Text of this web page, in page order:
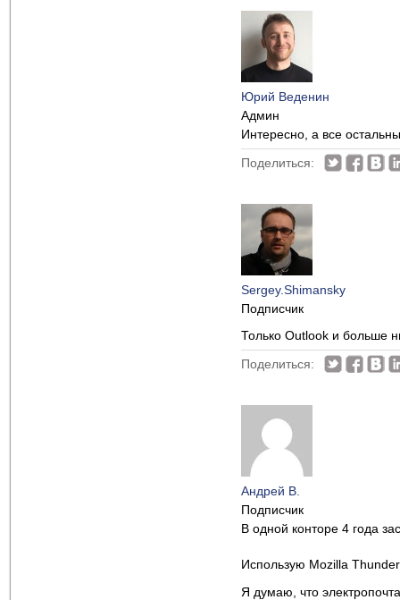
Юрий Веденин
Админ
Интересно, а все
Поделиться:
Sergey.Shimansky
Подписчик
Только Outlook и больше
Поделиться:
Андрей В.
Подписчик
В одной конторе 4 года
Использую Mozilla
Я думаю, что